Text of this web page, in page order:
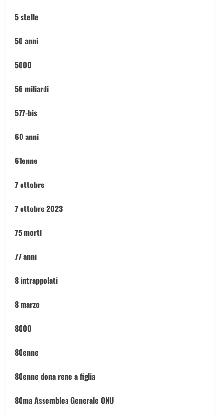
5 stelle
50 anni
5000
56 miliardi
577-bis
60 anni
61enne
7 ottobre
7 ottobre 2023
75 morti
77 anni
8 intrappolati
8 marzo
8000
80enne
80enne dona rene a figlia
80ma Assemblea Generale ONU